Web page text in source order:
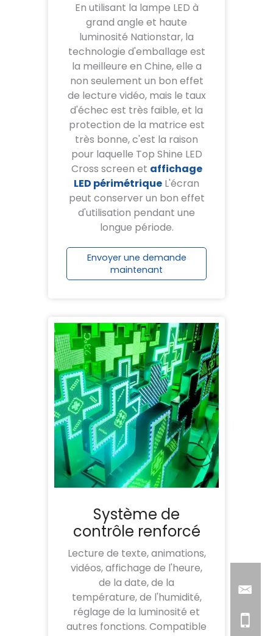
En utilisant la lampe LED à
grand angle et haute
luminosité Nationstar, la
technologie d'emballage est
la meilleure en Chine, elle a
non seulement un bon effet
de lecture vidéo, mais le taux
d'échec est très faible, et la
protection de la matrice est
très bonne, c'est la raison
pour laquelle Top Shine LED
Cross screen et affichage
LED périmétrique L'écran
peut conserver un bon effet
d'utilisation pendant une
longue période.
Envoyer une demande
maintenant
Système de
contrôle renforcé
Lecture de texte, animations,
vidéos, affichage de l'heure,
de la date, de la
température, de l'humidité,
réglage de la luminosité et
autres fonctions. Compatible